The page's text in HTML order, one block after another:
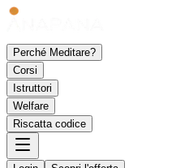
Perché Meditare?
Corsi
Istruttori
Welfare
Riscatta codice